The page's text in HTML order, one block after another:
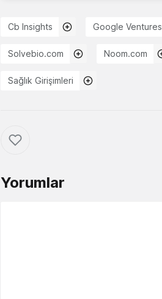
Cb Insights Google Ventures
Solvebio.com Noom.com
Sağlık Girişimleri
Yorumlar